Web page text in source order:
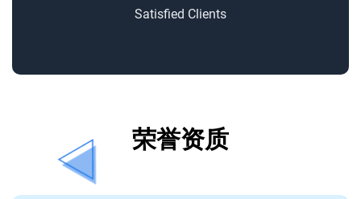
Satisfied Clients
荣誉资质